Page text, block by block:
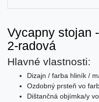
Vycapny stojan
2-radová
Hlavné vlastnosti:
Dizajn / farba hliník /
Ozdobný prsteň vo
Dištančná objímka/y